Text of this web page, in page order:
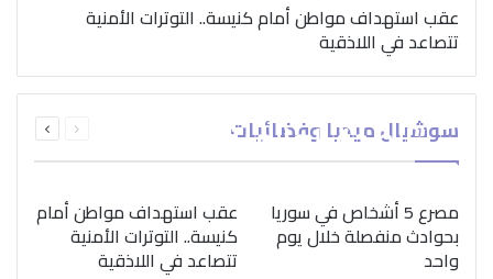
عقب استهداف مواطن أمام كنيسة.. التوترات الأمنية
تتصاعد في اللاذقية
سوشيال ميديا وفضائيات الصفحةالصفحة
بمناسبة اليوم الدولي..
“الصحة العالمية” تؤكد
ضرورة اتباع نهج متكامل
لمواجهة إدمان المخدرات
مصرع 5 أشخاص في سوريا
بحوادث منفصلة خلال يوم
واحد
عقب استهداف مواطن أمام
كنيسة.. التوترات الأمنية
تتصاعد في اللاذقية